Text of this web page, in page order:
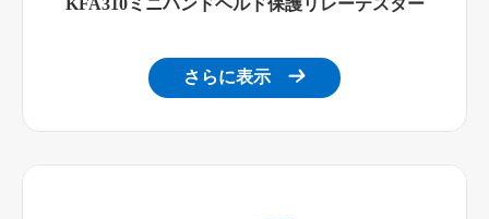
KFA310ミニハンドヘルド保護リレーテスター
さらに表示 